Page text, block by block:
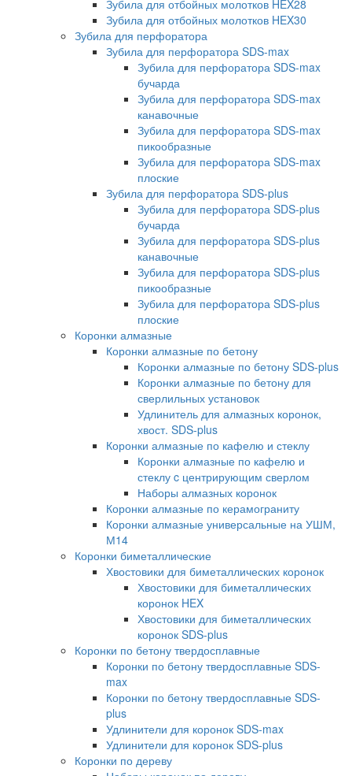
Зубила для отбойных молотков HEX28
Зубила для отбойных молотков HEX30
Зубила для перфоратора
Зубила для перфоратора SDS-max
Зубила для перфоратора SDS-max
бучарда
Зубила для перфоратора SDS-max
канавочные
Зубила для перфоратора SDS-max
пикообразные
Зубила для перфоратора SDS-max
плоские
Зубила для перфоратора SDS-plus
Зубила для перфоратора SDS-plus
бучарда
Зубила для перфоратора SDS-plus
канавочные
Зубила для перфоратора SDS-plus
пикообразные
Зубила для перфоратора SDS-plus
плоские
Коронки алмазные
Коронки алмазные по бетону
Коронки алмазные по бетону SDS-plus
Коронки алмазные по бетону для
сверлильных установок
Удлинитель для алмазных коронок,
хвост. SDS-plus
Коронки алмазные по кафелю и стеклу
Коронки алмазные по кафелю и
стеклу c центрирующим сверлом
Наборы алмазных коронок
Коронки алмазные по керамограниту
Коронки алмазные универсальные на УШМ,
М14
Коронки биметаллические
Хвостовики для биметаллических коронок
Хвостовики для биметаллических
коронок HEX
Хвостовики для биметаллических
коронок SDS-plus
Коронки по бетону твердосплавные
Коронки по бетону твердосплавные SDS-
max
Коронки по бетону твердосплавные SDS-
plus
Удлинители для коронок SDS-max
Удлинители для коронок SDS-plus
Коронки по дереву